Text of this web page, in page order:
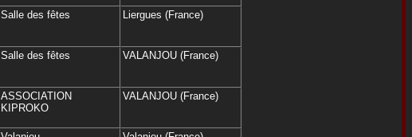
Salle des fêtes Liergues (France)
Salle des fêtes VALANJOU (France)
ASSOCIATION
KIPROKO
VALANJOU (France)